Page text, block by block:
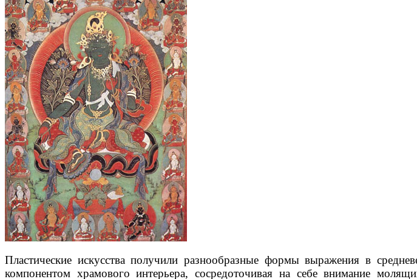
Пластические искусства получили разнообразные формы выражения в
компонентом храмового интерьера, сосредоточивая на себе внимание